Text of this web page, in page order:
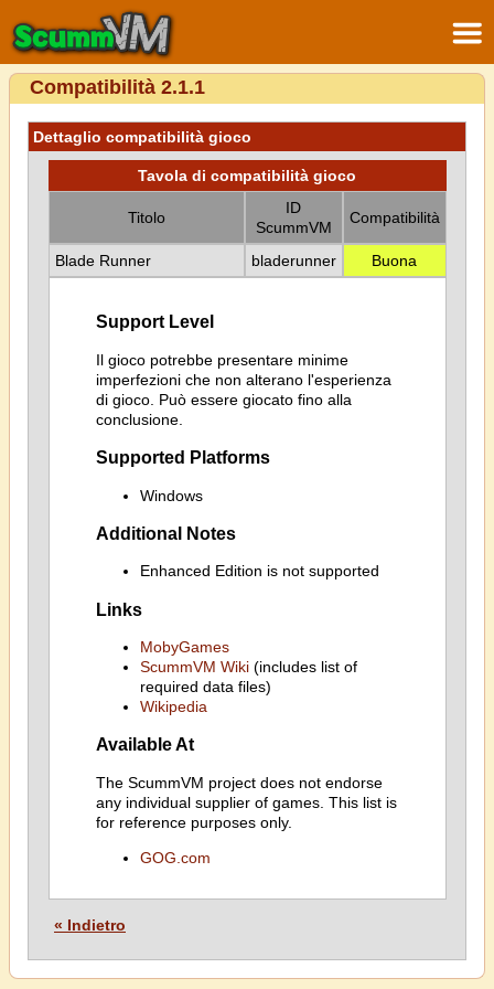
Compatibilità 2.1.1
Dettaglio compatibilità gioco
Tavola di compatibilità gioco
Titolo
ID
ScummVM
Compatibilità
Blade Runner bladerunner Buona
Support Level
Il gioco potrebbe presentare minime
imperfezioni che non alterano l'esperienza
di gioco. Può essere giocato fino alla
conclusione.
Supported Platforms
Windows
Additional Notes
Enhanced Edition is not supported
Links
MobyGames
ScummVM Wiki(includes list of
required data files)
Wikipedia
Available At
The ScummVM project does not endorse
any individual supplier of games. This list is
for reference purposes only.
GOG.com
« Indietro